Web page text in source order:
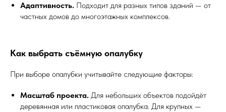
Адаптивность. Подходит для разных типов зданий — от
частных домов до многоэтажных комплексов.
Как выбрать съёмную опалубку
При выборе опалубки учитывайте следующие факторы:
Масштаб проекта. Для небольших объектов подойдёт
деревянная или пластиковая опалубка. Для крупных —